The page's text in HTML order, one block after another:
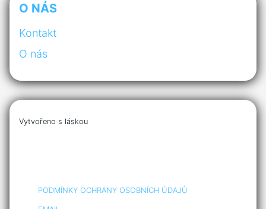
O NÁS
Kontakt
O nás
Vytvořeno s láskou
PODMÍNKY OCHRANY OSOBNÍCH ÚDAJŮ